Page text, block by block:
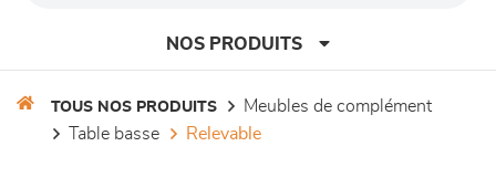
NOS PRODUITS
TOUS NOS PRODUITS
meubles de complément
table basse
relevable